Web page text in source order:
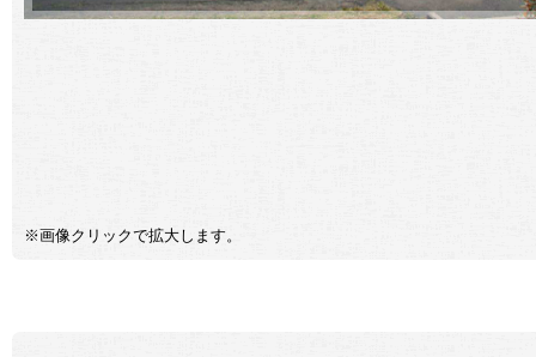
※画像クリックで拡大します。